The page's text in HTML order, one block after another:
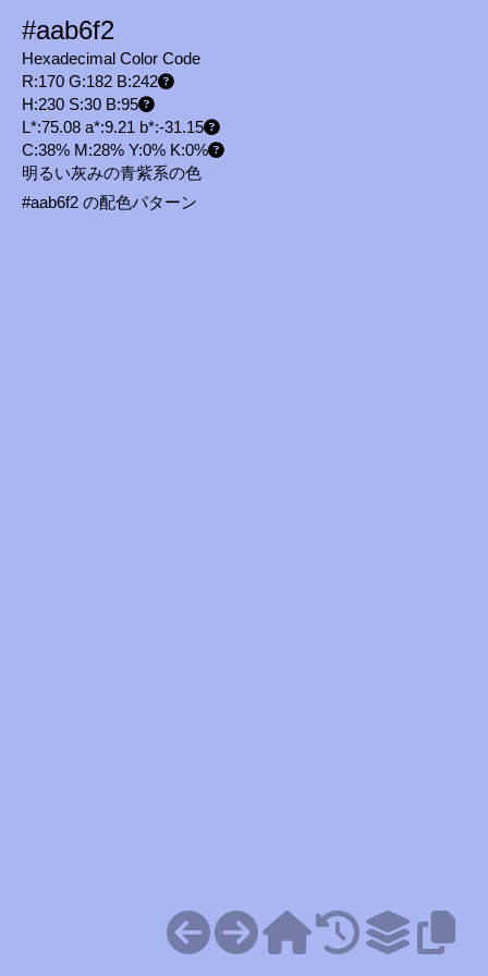
#aab6f2
Hexadecimal Color Code
R:170 G:182 B:242
H:230 S:30 B:95
L*:75.08 a*:9.21 b*:-31.15
C:38% M:28% Y:0% K:0%
明るい灰みの青紫系の色
#aab6f2 の配色パターン